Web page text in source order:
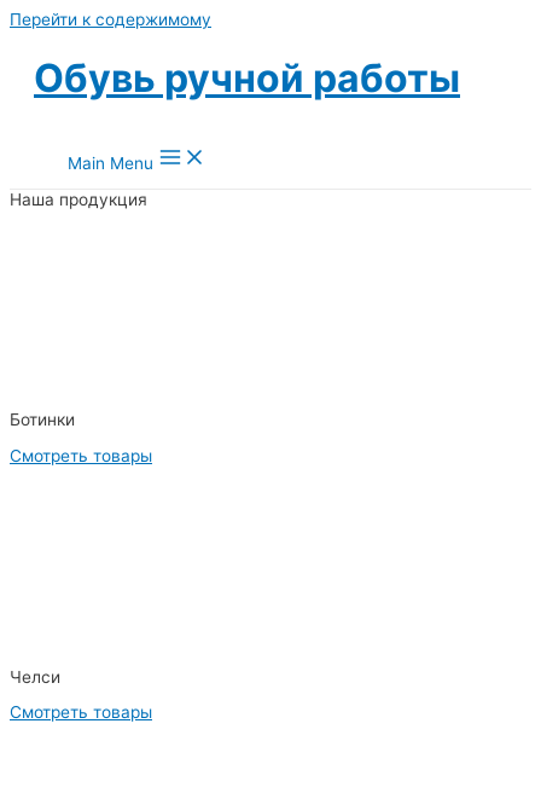
Перейти к содержимому
Обувь ручной работы
Main Menu
Наша продукция
Ботинки
Смотреть товары
Челси
Смотреть товары